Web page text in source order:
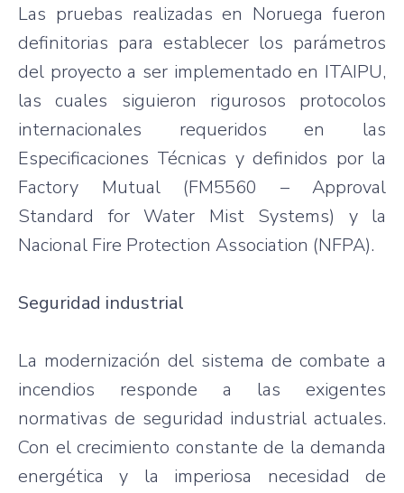
Las pruebas realizadas en Noruega fueron
definitorias para establecer los parámetros
del proyecto a ser implementado en ITAIPU,
las cuales siguieron rigurosos protocolos
internacionales requeridos en las
Especificaciones Técnicas y definidos por la
Factory Mutual (FM5560 – Approval
Standard for Water Mist Systems) y la
Nacional Fire Protection Association (NFPA).
Seguridad industrial
La modernización del sistema de combate a
incendios responde a las exigentes
normativas de seguridad industrial actuales.
Con el crecimiento constante de la demanda
energética y la imperiosa necesidad de